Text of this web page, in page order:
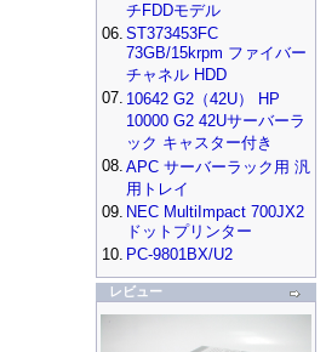
チFDDモデル
06. ST373453FC
73GB/15krpm ファイバー
チャネル HDD
07. 10642 G2（42U） HP
10000 G2 42Uサーバーラ
ック キャスター付き
08. APC サーバーラック用 汎
用トレイ
09. NEC MultiImpact 700JX2
ドットプリンター
10. PC-9801BX/U2
レビュー